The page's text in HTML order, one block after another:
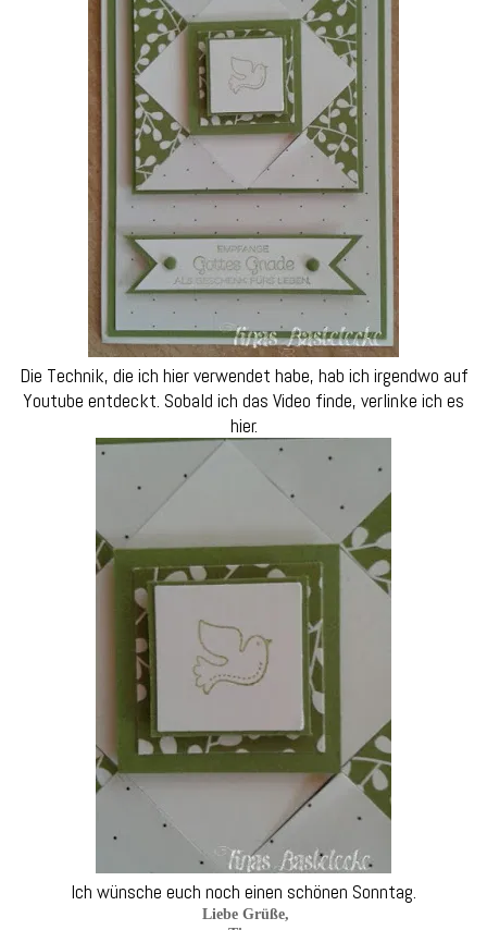
Die Technik, die ich hier verwendet habe, hab ich irgendwo auf
Youtube entdeckt. Sobald ich das Video finde, verlinke ich es
hier.
Ich wünsche euch noch einen schönen Sonntag.
Liebe Grüße,